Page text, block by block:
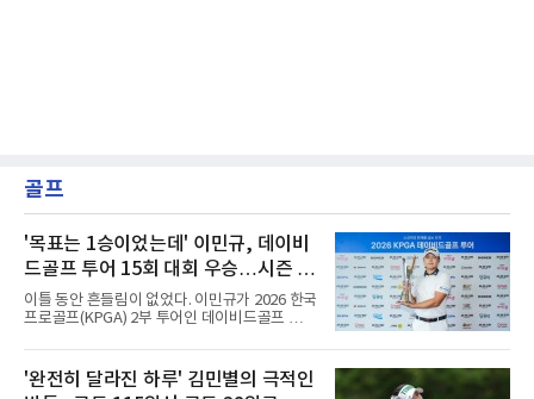
골프
'목표는 1승이었는데' 이민규, 데이비
드골프 투어 15회 대회 우승…시즌 2
승
이틀 동안 흔들림이 없었다. 이민규가 2026 한국
프로골프(KPGA) 2부 투어인 데이비드골프 투어
을 거뒀다.이민규는 7일 충남 태안 솔라고 CC(파
71)에서 열린 2라운드에서 버디만 8개를 잡아 8
언더파 63타를 쳤다. 전날 보기 없이 9언더파로
'완전히 달라진 하루' 김민별의 극적인